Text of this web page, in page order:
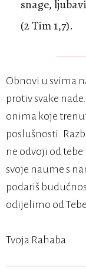
snage,
(2 Tim 1,7).
Obnovi u svima
protiv svake
onima koje
poslušnosti.
ne odvoji od
svoje naume s
podariš
odijelimo od
Tvoja Rahaba